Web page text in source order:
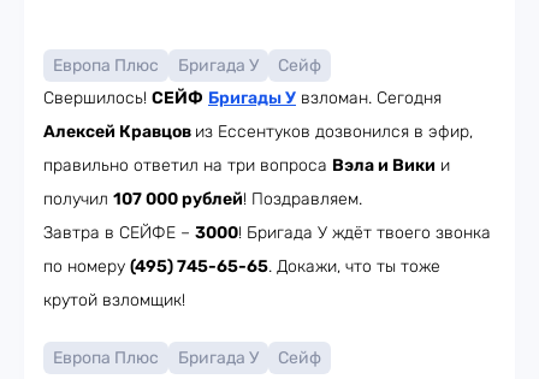
Европа Плюс Бригада У
Сейф
Свершилось! СЕЙФ Бригады У взломан. Сегодня
Алексей Кравцов из Ессентуков дозвонился в эфир,
правильно ответил на три вопроса Вэла и Вики и
получил 107 000 рублей! Поздравляем.
Завтра в СЕЙФЕ – 3000! Бригада У ждёт твоего звонка
по номеру (495) 745-65-65. Докажи, что ты тоже
крутой взломщик!
Европа Плюс Бригада У Сейф